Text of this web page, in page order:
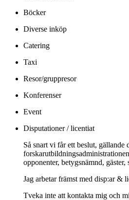
Böcker
Diverse inköp
Catering
Taxi
Resor/gruppresor
Konferenser
Event
Disputationer / licentiat
Så snart vi får ett beslut,
opponenter, betygsnämnd,
Jag arbetar främst med disp:ar
Tveka inte att kontakta mig och